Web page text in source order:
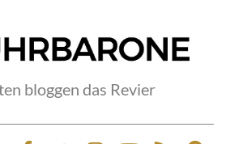
bloggen das Revier